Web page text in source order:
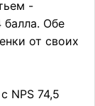
-
балла. Обе
от своих
NPS 74,5